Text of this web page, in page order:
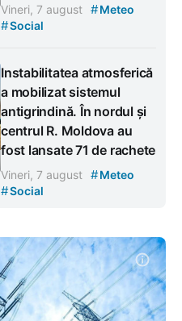
Vineri, 7 august #Meteo
#Social
Instabilitatea atmosferică
a mobilizat sistemul
antigrindină. În nordul și
centrul R. Moldova au
fost lansate 71 de rachete
Vineri, 7 august #Meteo
#Social